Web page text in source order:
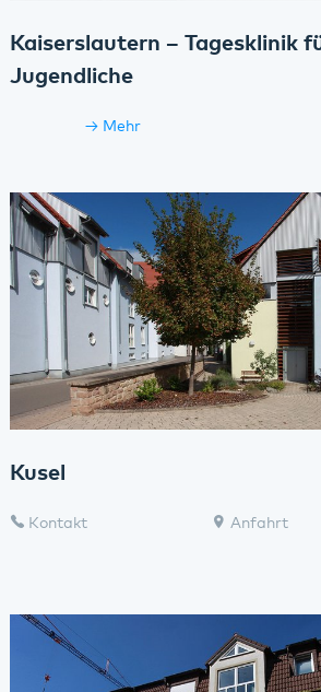
Kaiserslautern – Tagesklinik
Jugendliche
Mehr
Kusel
Kontakt Anfahrt